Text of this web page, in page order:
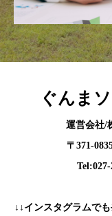
ぐんま
運営会社/
〒371-
↓↓インスタグラムで